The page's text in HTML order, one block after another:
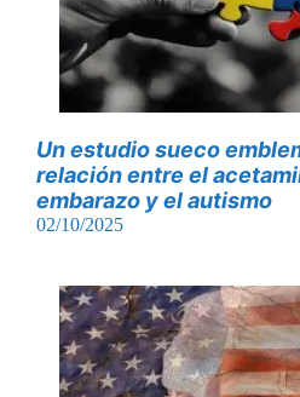
Un estudio sueco
relación entre el
embarazo y el autismo
02/10/2025